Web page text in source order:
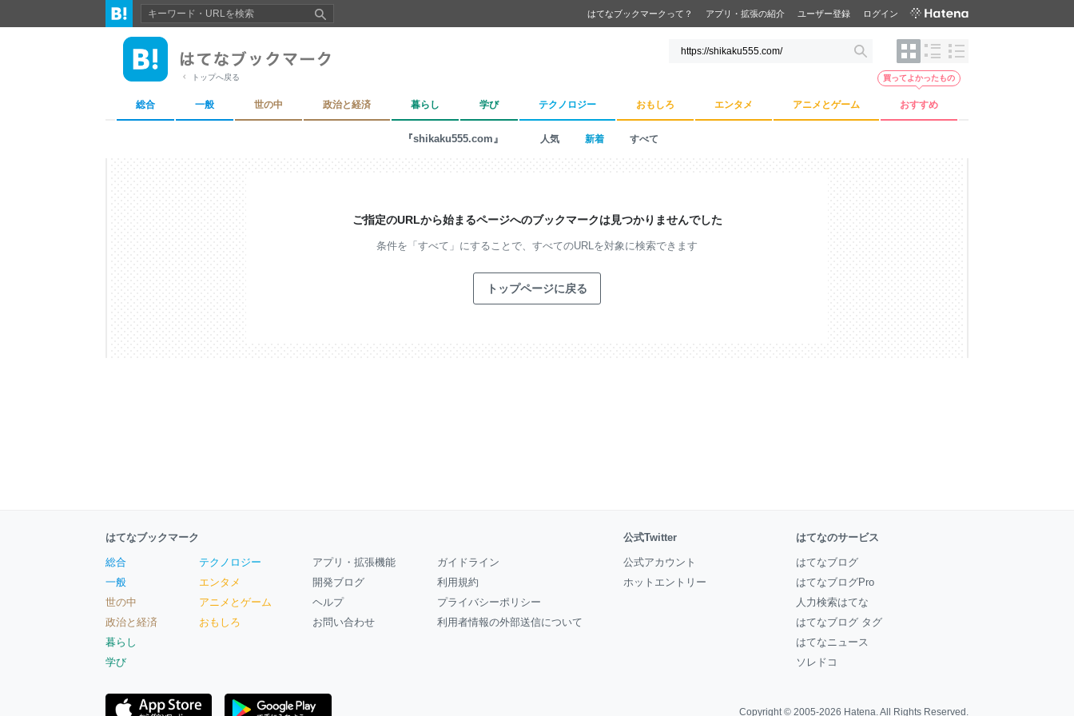
はてなブックマークって？ アプリ・拡張の紹介 ユーザー登録 ログイン
トップへ戻る
総合 一般 世の中 政治と経済 暮らし 学び テクノロジー おもしろ エンタメ アニメとゲーム おすすめ
買ってよかったもの
『shikaku555.com』 人気 新着 すべて
ご指定のURLから始まるページへのブックマークは見つかりませんでした
条件を「すべて」にすることで、 すべてのURLを対象に検索できます
トップページに戻る
はてなブックマーク
総合
一般
世の中
政治と経済
暮らし
学び
テクノロジー
エンタメ
アニメとゲーム
おもしろ
アプリ・拡張機能
開発ブログ
ヘルプ
お問い合わせ
ガイドライン
利用規約
プライバシーポリシー
利用者情報の外部送信について
公式Twitter
公式アカウント
ホットエントリー
はてなのサービス
はてなブログ
はてなブログPro
人力検索はてな
はてなブログ タグ
はてなニュース
ソレドコ
Copyright © 2005-2026 Hatena. All Rights Reserved.